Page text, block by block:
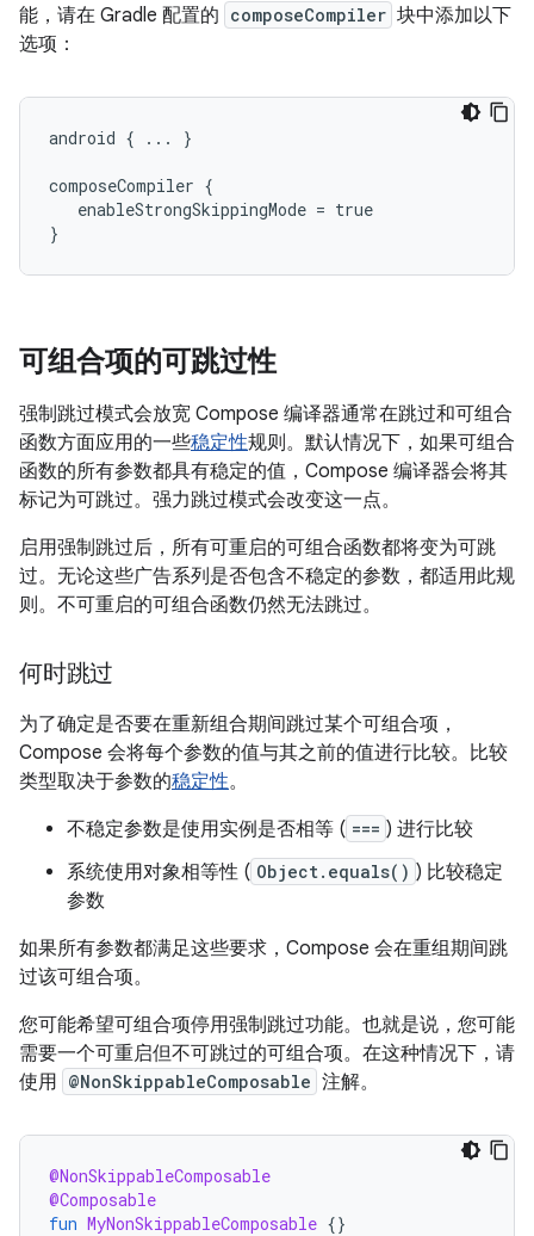
能，请在 Gradle 配置的 composeCompiler 块中添加以下
选项：
android { ... }
composeCompiler {
   enableStrongSkippingMode = true
可组合项的可跳过性
强制跳过模式会放宽 Compose 编译器通常在跳过和可组合
函数方面应用的一些稳定性规则。默认情况下，如果可组合
函数的所有参数都具有稳定的值，Compose 编译器会将其
标记为可跳过。强力跳过模式会改变这一点。
启用强制跳过后，所有可重启的可组合函数都将变为可跳
过。无论这些广告系列是否包含不稳定的参数，都适用此规
则。不可重启的可组合函数仍然无法跳过。
何时跳过
为了确定是否要在重新组合期间跳过某个可组合项，
Compose 会将每个参数的值与其之前的值进行比较。比较
类型取决于参数的稳定性。
不稳定参数是使用实例是否相等 ( === ) 进行比较
系统使用对象相等性 ( Object.equals() ) 比较稳定
参数
如果所有参数都满足这些要求，Compose 会在重组期间跳
过该可组合项。
您可能希望可组合项停用强制跳过功能。也就是说，您可能
需要一个可重启但不可跳过的可组合项。在这种情况下，请
使用 @NonSkippableComposable 注解。
@NonSkippableComposable
@Composable
fun MyNonSkippableComposable {}